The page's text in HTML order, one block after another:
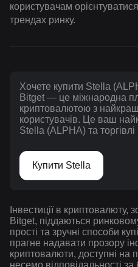
користувачам
трендах ринку.
Хочете купити Stella
Bitget — це міжнародна
криптовалютою з
користувачів. Це ваш
Stella (ALPHA) та
Купити Stella
Інвестиції в
Bitget, піддаються
прості та зручні способи
прагне надавати прозору
криптовалюти, доступні на
несемо відповідальності за